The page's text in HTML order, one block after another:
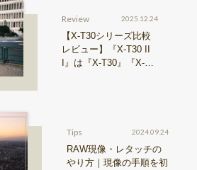
Review 2025.12.24
【X-T30シリーズ比較
レビュー】『X-T30 II
I』は『X-T30』『X-T3
Tips 2024.09.24
RAW現像・レタッチの
やり方｜現像の手順を初